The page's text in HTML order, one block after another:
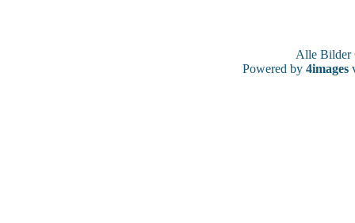
Alle
Powered by 4images